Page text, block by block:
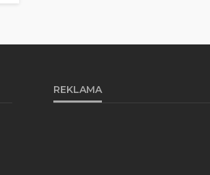
REKLAMA